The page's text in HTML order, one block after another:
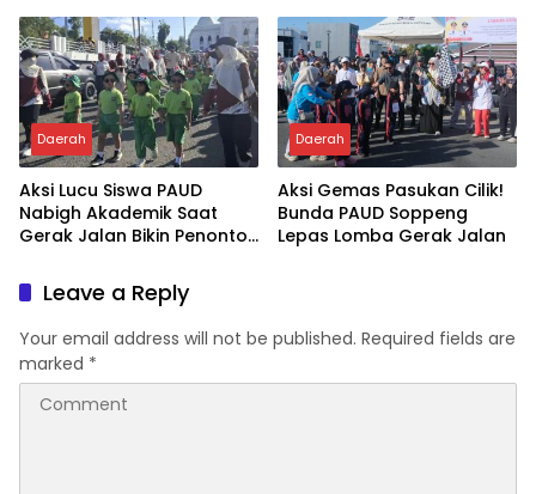
Daerah
Aksi Lucu Siswa PAUD
Nabigh Akademik Saat
Gerak Jalan Bikin Penonton
Daerah
Aksi Gemas Pasukan Cilik!
Bunda PAUD Soppeng
Lepas Lomba Gerak Jalan
Leave a Reply
Your email address will not be published. Required fields are
marked *